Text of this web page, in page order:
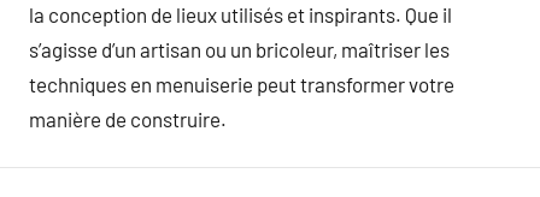
la conception de lieux utilisés et inspirants. Que il
s’agisse d’un artisan ou un bricoleur, maîtriser les
techniques en menuiserie peut transformer votre
manière de construire.